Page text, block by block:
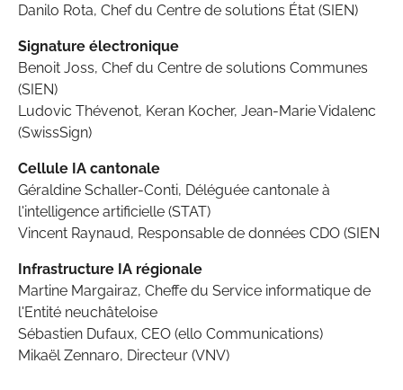
Danilo Rota, Chef du Centre de solutions État (SIEN)
Signature électronique
Benoit Joss, Chef du Centre de solutions Communes
(SIEN)
Ludovic Thévenot, Keran Kocher, Jean-Marie Vidalenc
(SwissSign)
Cellule IA cantonale
Géraldine Schaller-Conti, Déléguée cantonale à
l'intelligence artificielle (STAT)
Vincent Raynaud, Responsable de données CDO (SIEN
Infrastructure IA régionale
Martine Margairaz, Cheffe du Service informatique de
l'Entité neuchâteloise
Sébastien Dufaux, CEO (ello Communications)
Mikaël Zennaro, Directeur (VNV)